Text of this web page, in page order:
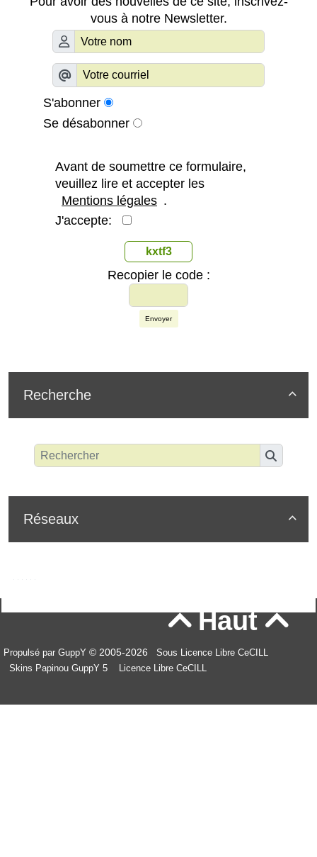
vous à notre Newsletter.
S'abonner
Se désabonner
Avant de soumettre ce formulaire,
veuillez lire et accepter les
Mentions légales .
J'accepte:
kxtf3
Recopier le code :
Envoyer

Recherche

Réseaux
Haut
Propulsé par GuppY © 2005-2026
Sous Licence Libre CeCILL
Skins Papinou GuppY 5
Licence Libre CeCILL